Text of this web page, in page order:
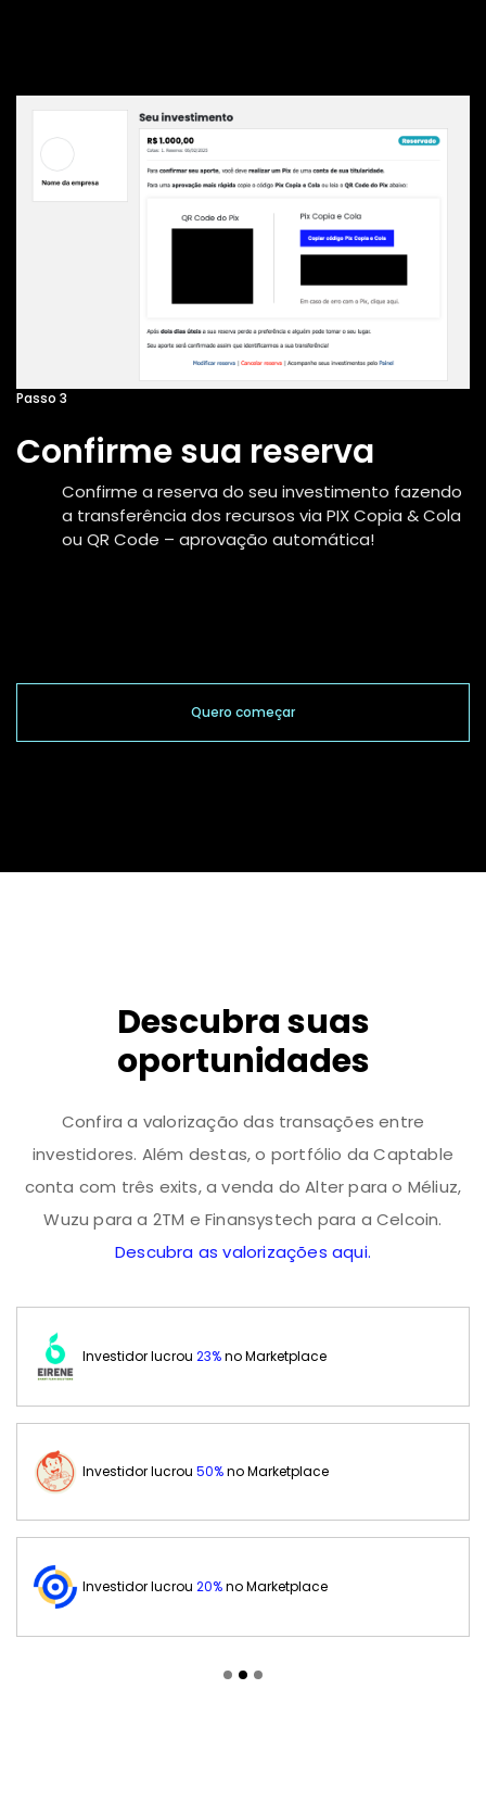
Passo 3
Confirme sua reserva
Confirme a reserva do seu investimento fazendo
a transferência dos recursos via PIX Copia & Cola
ou QR Code – aprovação automática!
Quero começar
Descubra suas
oportunidades
Confira a valorização das transações entre
investidores. Além destas, o portfólio da Captable
conta com três exits, a venda do Alter para o Méliuz,
Wuzu para a 2TM e Finansystech para a Celcoin.
Descubra as valorizações aqui.
Investidor lucrou 23%no Marketplace
Investidor lucrou 50%no Marketplace
Investidor lucrou 20%no Marketplace